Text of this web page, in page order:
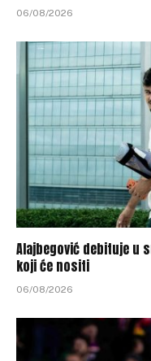
06/08/2026
Alajbegović debituje u
koji će nositi
06/08/2026